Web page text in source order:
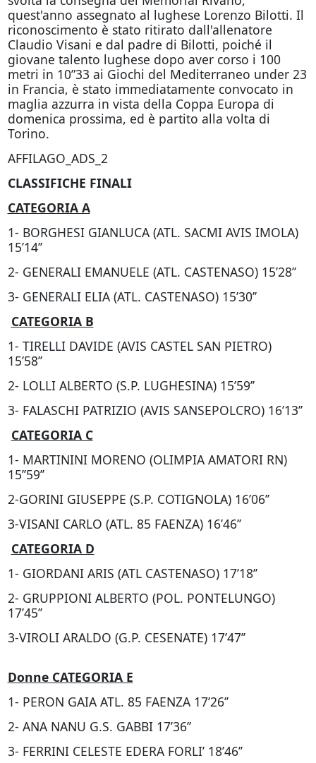
quest'anno assegnato al lughese Lorenzo Bilotti. Il
riconoscimento è stato ritirato dall'allenatore
Claudio Visani e dal padre di Bilotti, poiché il
giovane talento lughese dopo aver corso i 100
metri in 10”33 ai Giochi del Mediterraneo under 23
in Francia, è stato immediatamente convocato in
maglia azzurra in vista della Coppa Europa di
domenica prossima, ed è partito alla volta di
Torino.
AFFILAGO_ADS_2
CLASSIFICHE FINALI
CATEGORIA A
1- BORGHESI GIANLUCA (ATL. SACMI AVIS IMOLA)
15’14’’
2- GENERALI EMANUELE (ATL. CASTENASO) 15’28’’
3- GENERALI ELIA (ATL. CASTENASO) 15’30’’
CATEGORIA B
1- TIRELLI DAVIDE (AVIS CASTEL SAN PIETRO)
15’58’’
2- LOLLI ALBERTO (S.P. LUGHESINA) 15’59’’
3- FALASCHI PATRIZIO (AVIS SANSEPOLCRO) 16’13’’
CATEGORIA C
1- MARTININI MORENO (OLIMPIA AMATORI RN)
15’’59’’
2-GORINI GIUSEPPE (S.P. COTIGNOLA) 16’06’’
3-VISANI CARLO (ATL. 85 FAENZA) 16’46’’
CATEGORIA D
1- GIORDANI ARIS (ATL CASTENASO) 17’18’’
2- GRUPPIONI ALBERTO (POL. PONTELUNGO)
17’45’’
3-VIROLI ARALDO (G.P. CESENATE) 17’47’’
Donne CATEGORIA E
1- PERON GAIA ATL. 85 FAENZA 17’26’’
2- ANA NANU G.S. GABBI 17’36’’
3- FERRINI CELESTE EDERA FORLI’ 18’46’’